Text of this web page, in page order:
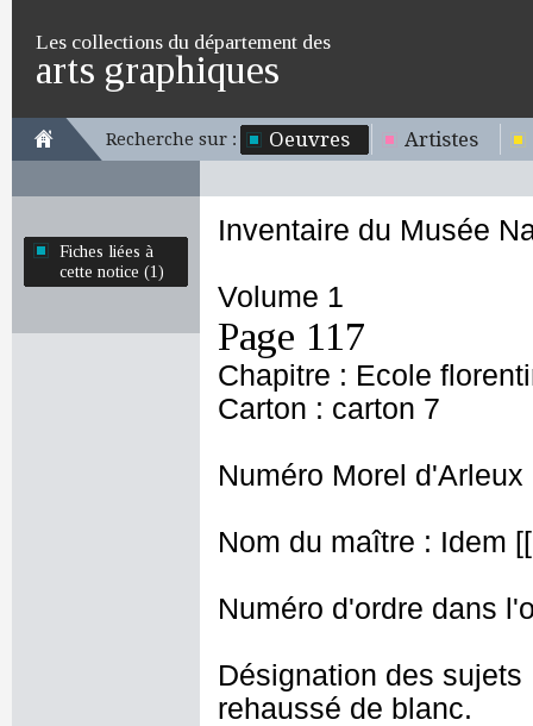
Les collections du département des
arts graphiques
Recherche sur : Oeuvres Artistes
Fiches liées à
cette notice (1)
Inventaire du Musée
Volume 1
Page 117
Chapitre : Ecole
Carton : carton 7
Numéro Morel d'Arleux
Nom du maître : Idem
Numéro d'ordre dans
Désignation des
rehaussé de blanc.